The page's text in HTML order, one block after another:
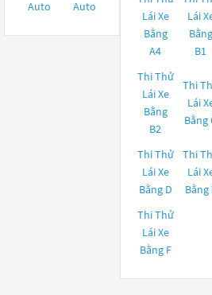
Auto
Auto
Lái Xe
Bằng
A4
Lái
Bằng
B1
Thi Thử
Lái Xe
Bằng
B2
Thi
Lái
Bằng
Thi Thử
Lái Xe
Bằng D
Thi
Lái
Bằng
Thi Thử
Lái Xe
Bằng F